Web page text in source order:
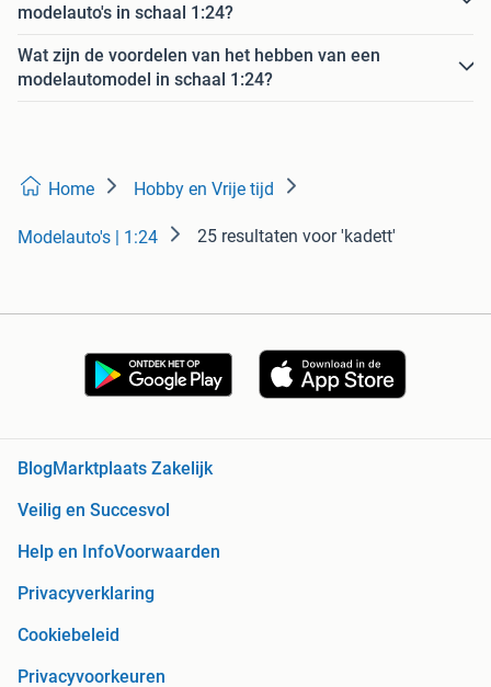
modelauto's in schaal 1:24?
Wat zijn de voordelen van het hebben van een
modelautomodel in schaal 1:24?
Home Hobby en Vrije tijd
Modelauto's | 1:24 25 resultaten voor 'kadett'
BlogMarktplaats Zakelijk
Veilig en Succesvol
Help en InfoVoorwaarden
Privacyverklaring
Cookiebeleid
Privacyvoorkeuren